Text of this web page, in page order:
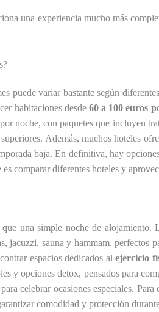
una experiencia mucho más
puede variar bastante según
habitaciones desde 60 a 100 euros
por noche, con paquetes que incluyen
Además, muchos hoteles
baja. En definitiva, hay
comparar diferentes hoteles y
una simple noche de
jacuzzi, sauna y hammam, perfectos
espacios dedicados alejercicio
y opciones detox, pensados para
celebrar ocasiones especiales.
comodidad y protección